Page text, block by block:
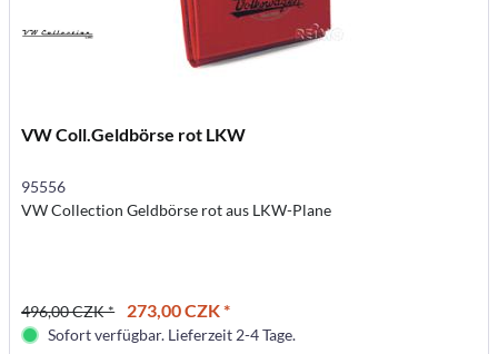
VW Coll.Geldbörse rot LKW
95556
VW Collection Geldbörse rot aus LKW-Plane
496,00 CZK * 273,00 CZK *
Sofort verfügbar. Lieferzeit 2-4 Tage.